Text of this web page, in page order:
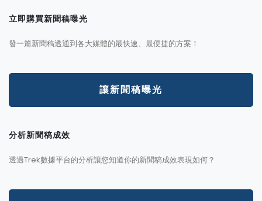
立即購買新聞稿曝光
發一篇新聞稿透通到各大媒體的最快速、最便捷的方案！
讓新聞稿曝光
分析新聞稿成效
透過Trek數據平台的分析讓您知道你的新聞稿成效表現如何？